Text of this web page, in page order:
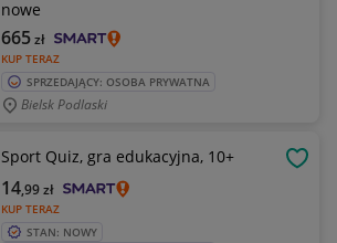
nowe
KUP TERAZ
665zł
SPRZEDAJĄCY: OSOBA PRYWATNA
Bielsk Podlaski
Sport Quiz, gra edukacyjna, 10+
KUP TERAZ
14,99zł
STAN: NOWY